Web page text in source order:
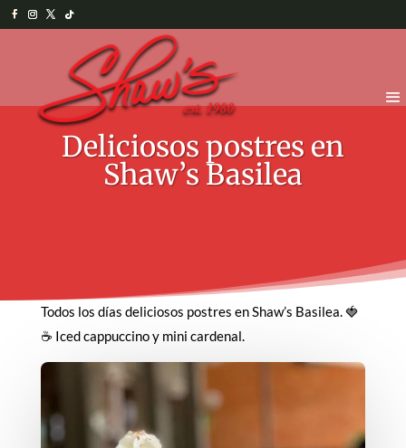
Deliciosos postres en
Shaw’s Basilea
Todos los días deliciosos postres en Shaw’s Basilea. 🍓
☕ Iced cappuccino y mini cardenal.